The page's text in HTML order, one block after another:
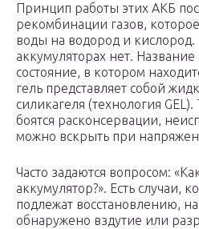
Принцип работы этих АКБ
рекомбинации газов,
воды на водород и кислород.
аккумуляторах нет. Название
состояние, в котором
гель представляет собой
силикагеля (технология
боятся расконсервации,
можно вскрыть при
Часто задаются вопросом:
аккумулятор?». Есть случаи,
подлежат восстановлению,
обнаружено вздутие или